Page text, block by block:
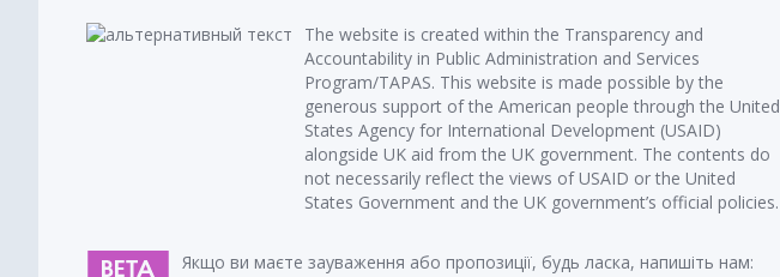
The website is created within the Transparency and
Accountability in Public Administration and Services
Program/TAPAS. This website is made possible by the
generous support of the American people through the United
States Agency for International Development (USAID)
alongside UK aid from the UK government. The contents do
not necessarily reflect the views of USAID or the United
States Government and the UK government’s official policies.
Якщо ви маєте зауваження або пропозиції, будь ласка, напишіть нам: